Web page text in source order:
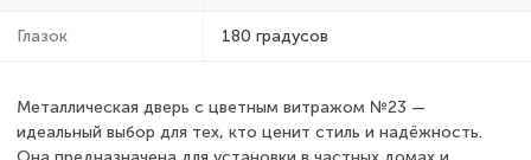
Глазок 180 градусов
Металлическая дверь с цветным витражом №23 —
идеальный выбор для тех, кто ценит стиль и надёжность.